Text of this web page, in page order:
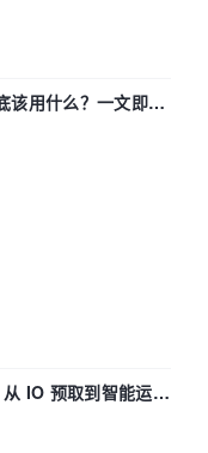
该用什么？一文即
IO 预取到智能运